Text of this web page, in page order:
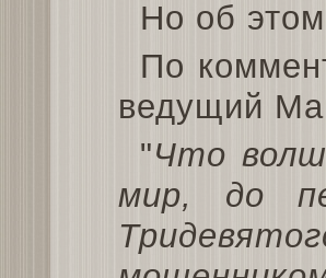
Но об
По
ведущий
"Что
мир, до